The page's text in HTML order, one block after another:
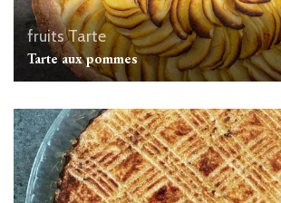
fruitsTarte
Tarte aux pommes